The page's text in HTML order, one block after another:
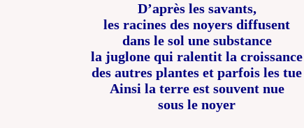
D’après les savants,
les racines des noyers diffusent
dans le sol une substance
la juglone qui ralentit la croissance
des autres plantes et parfois les tue
Ainsi la terre est souvent nue
sous le noyer